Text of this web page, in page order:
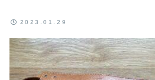
2023.01.29